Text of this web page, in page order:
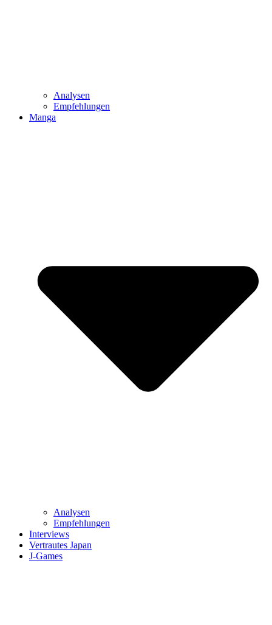
Analysen
Empfehlungen
Manga
Analysen
Empfehlungen
Interviews
Vertrautes Japan
J-Games